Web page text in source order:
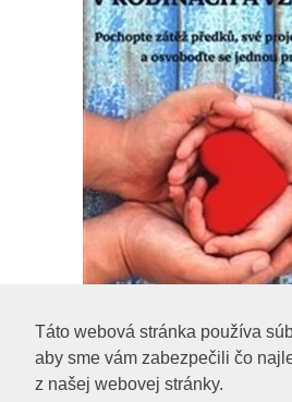
Táto webová stránka používa
aby sme vám zabezpečili čo
z našej webovej stránky.